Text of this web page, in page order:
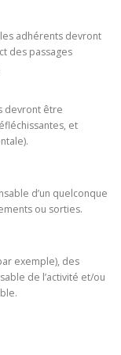
adhérents devront
des passages
devront être
et
d’un quelconque
ou sorties.
exemple), des
de l’activité et/ou